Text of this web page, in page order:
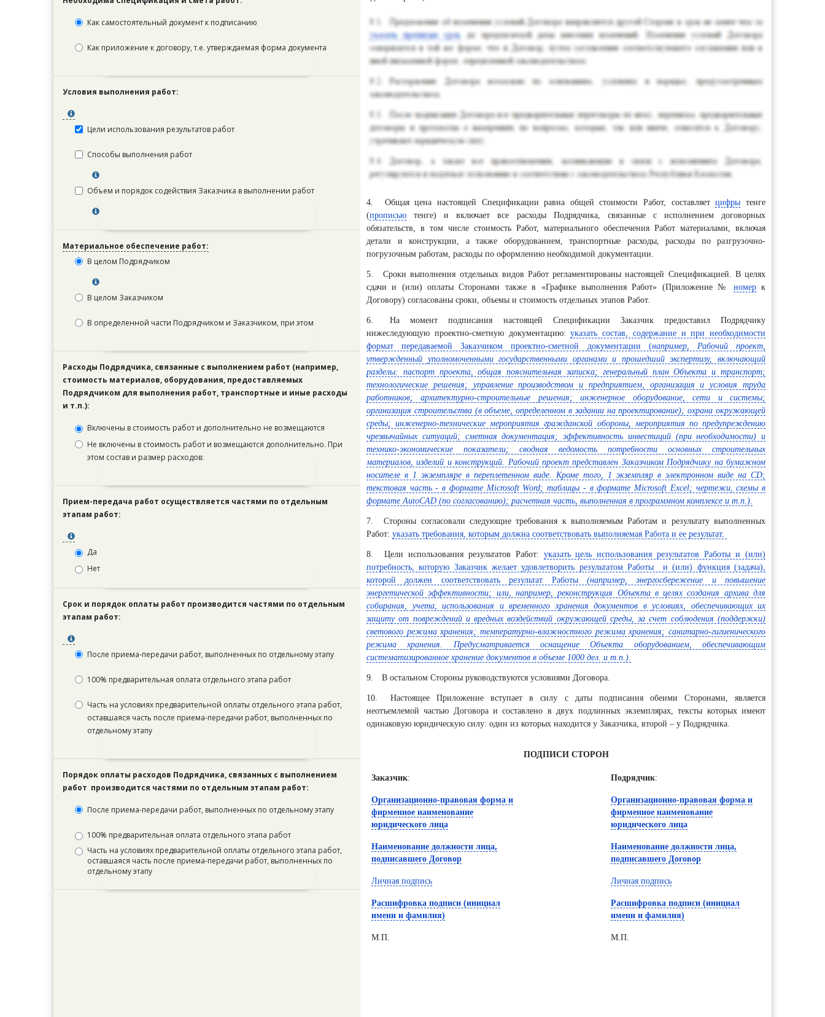
Как самостоятельный документ к подписанию
Как приложение к договору, т.е. утверждаемая форма документа
Условия выполнения работ:
Цели использования результатов работ
Способы выполнения работ
Объем и порядок содействия Заказчика в выполнении работ
Материальное обеспечение работ:
В целом Подрядчиком
В целом Заказчиком
В определенной части Подрядчиком и Заказчиком, при этом
Расходы Подрядчика, связанные с выполнением работ (например,
стоимость материалов, оборудования, предоставляемых
Подрядчиком для выполнения работ, транспортные и иные расходы
и т.п.):
Включены в стоимость работ и дополнительно не возмещаются
Не включены в стоимость работ и возмещаются дополнительно. При
этом состав и размер расходов:
Прием-передача работ осуществляется частями по отдельным
этапам работ:
Да
Нет
Срок и порядок оплаты работ производится частями по отдельным
этапам работ:
После приема-передачи работ, выполненных по отдельному этапу
100% предварительная оплата отдельного этапа работ
Часть на условиях предварительной оплаты отдельного этапа работ,
оставшаяся часть после приема-передачи работ, выполненных по
отдельному этапу
Порядок оплаты расходов Подрядчика, связанных с выполнением
работ производится частями по отдельным этапам работ:
После приема-передачи работ, выполненных по отдельному этапу
100% предварительная оплата отдельного этапа работ
Часть на условиях предварительной оплаты отдельного этапа работ,
оставшаяся часть после приема-передачи работ, выполненных по
отдельному этапу
4. Общая цена настоящей Спецификации равна общей стоимости Работ, составляетцифры тенге
(прописью тенге) и включает все расходы Подрядчика, связанные с исполнением договорных
обязательств, в том числе стоимость Работ, материального обеспечения Работ материалами, включая
детали и конструкции, а также оборудованием, транспортные расходы, расходы по разгрузочно-
погрузочным работам, расходы по оформлению необходимой документации.
5.
Сроки выполнения отдельных видов Работ регламентированы настоящей Спецификацией. В целях
сдачи и (или) оплаты Сторонами также в «Графике выполнения Работ» (Приложение № номерк
Договору) согласованы сроки, объемы и стоимость отдельных этапов Работ.
6.
На момент подписания настоящей Спецификации Заказчик предоставил Подрядчику
нижеследующую проектно-сметную документацию:указать состав, содержание и при необходимости
формат передаваемой Заказчиком проектно-сметной документации (например,
Рабочий проект,
утвержденный уполномоченными государственными органами и прошедший экспертизу, включающий
разделы: паспорт проекта, общая пояснительная записка; генеральный план Объекта и транспорт;
технологические решения; управление производством и предприятием, организация и условия труда
работников; архитектурно-строительные решения; инженерное оборудование, сети и системы;
организация строительства (в объеме, определенном в задании на проектирование); охрана окружающей
среды; инженерно-технические мероприятия гражданской обороны, мероприятия по предупреждению
чрезвычайных ситуаций; сметная документация; эффективность инвестиций (при необходимости) и
технико-экономические показатели; сводная ведомость потребности основных строительных
материалов, изделий и конструкций. Рабочий проект представлен Заказчиком Подрядчику на бумажном
носителе в 1 экземпляре в переплетенном виде. Кроме того, 1 экземпляр в электронном виде на CD;
текстовая часть - в формате Microsoft Word; таблицы - в формате Microsoft Excel; чертежи, схемы в
формате AutoCAD (по согласованию); расчетная часть, выполненная в программном комплексе и т.п.).
7.
Стороны согласовали следующие требования к выполняемым Работам и результату выполненных
Работ: указать требования, которым должна соответствовать выполняемая Работа и ее результат.
8. Цели использования результатов Работ: указать цель использования результатов Работы и (или)
потребность, которую Заказчик желает удовлетворить результатом Работы и (или) функция (задача),
которой должен соответствовать результат Работы (например, энергосбережение и повышение
энергетической эффективности; или, например, реконструкция Объекта в целях создания архива для
собирания, учета, использования и временного хранения документов в условиях, обеспечивающих их
защиту от повреждений и вредных воздействий окружающей среды, за счет соблюдения (поддержки)
светового режима хранения; температурно-влажностного режима хранения; санитарно-гигиенического
режима хранения. Предусматривается оснащение Объекта оборудованием, обеспечивающим
систематизированное хранение документов в объеме 1000 дел. и т.п.).
9. В остальном Стороны руководствуются условиями Договора.
10.
Настоящее Приложение вступает в силу с даты подписания обеими Сторонами, является
неотъемлемой частью Договора и составлено в двух подлинных экземплярах, тексты которых имеют
одинаковую юридическую силу: один из которых находится у Заказчика, второй – у Подрядчика.
ПОДПИСИ СТОРОН
Заказчик: Подрядчик:
Организационно-правовая форма и
фирменное наименование
юридического лица
Организационно-правовая форма и
фирменное наименование
юридического лица
Наименование должности лица,
подписавшего Договор
Наименование должности лица,
подписавшего Договор
Личная подпись Личная подпись
Расшифровка подписи (инициал
имени и фамилия)
Расшифровка подписи (инициал
имени и фамилия)
М.П. М.П.